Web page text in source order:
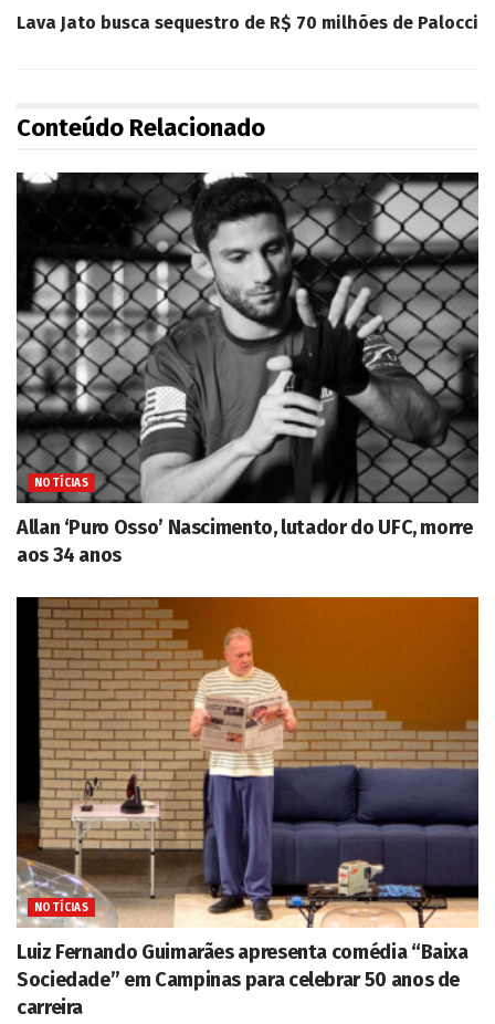
Lava Jato busca sequestro de R$ 70 milhões de Palocci
Conteúdo Relacionado
NOTÍCIAS
Allan ‘Puro Osso’ Nascimento, lutador do UFC, morre
aos 34 anos
NOTÍCIAS
Luiz Fernando Guimarães apresenta comédia “Baixa
Sociedade” em Campinas para celebrar 50 anos de
carreira